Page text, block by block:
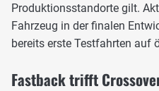
Produktionsstandorte gilt.
Fahrzeug in der finalen
bereits erste Testfahrten auf
Fastback trifft